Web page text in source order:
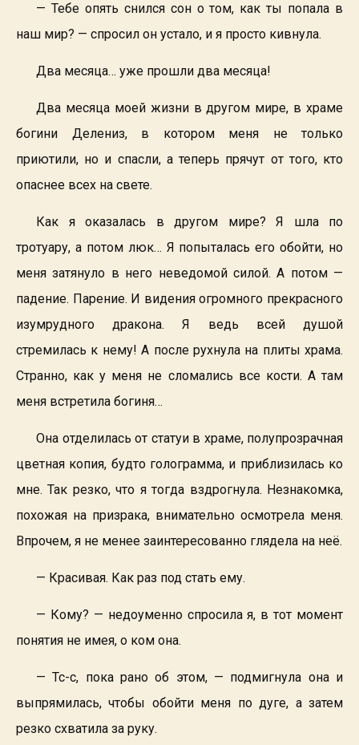
— Тебе опять снился сон о том, как ты попала в
наш мир? — спросил он устало, и я просто кивнула.
Два месяца… уже прошли два месяца!
Два месяца моей жизни в другом мире, в храме
богини Делениз, в котором меня не только
приютили, но и спасли, а теперь прячут от того, кто
опаснее всех на свете.
Как я оказалась в другом мире? Я шла по
тротуару, а потом люк… Я попыталась его обойти, но
меня затянуло в него неведомой силой. А потом —
падение. Парение. И видения огромного прекрасного
изумрудного дракона. Я ведь всей душой
стремилась к нему! А после рухнула на плиты храма.
Странно, как у меня не сломались все кости. А там
меня встретила богиня…
Она отделилась от статуи в храме, полупрозрачная
цветная копия, будто голограмма, и приблизилась ко
мне. Так резко, что я тогда вздрогнула. Незнакомка,
похожая на призрака, внимательно осмотрела меня.
Впрочем, я не менее заинтересованно глядела на неё.
— Красивая. Как раз под стать ему.
— Кому? — недоуменно спросила я, в тот момент
понятия не имея, о ком она.
— Тс-с, пока рано об этом, — подмигнула она и
выпрямилась, чтобы обойти меня по дуге, а затем
резко схватила за руку.